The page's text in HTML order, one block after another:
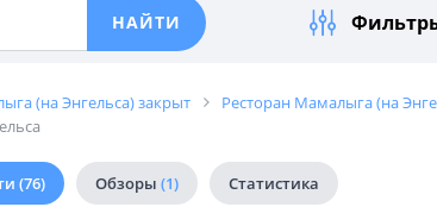
(на Энгельса) закрыт
Ресторан Мамалыга (на
(76) Обзоры (1) Статистика